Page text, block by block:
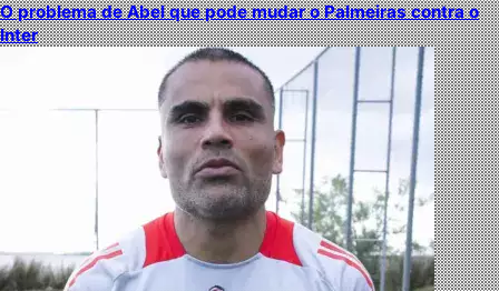
O problema de Abel que pode mudar o Palmeiras contra o
Inter